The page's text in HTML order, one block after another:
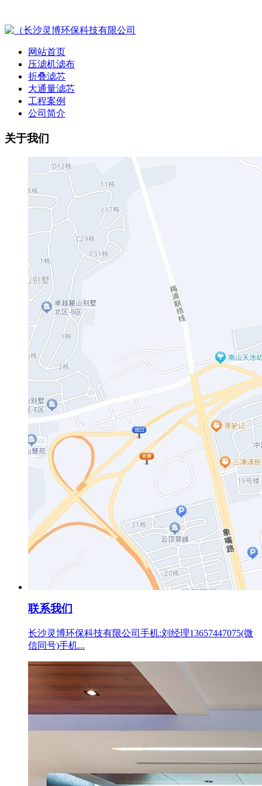
网站首页
压滤机滤布
折叠滤芯
大通量滤芯
工程案例
公司简介
关于我们
联系我们
长沙灵博环保科技有限公司手机:刘经理13657447075(微
信同号)手机...